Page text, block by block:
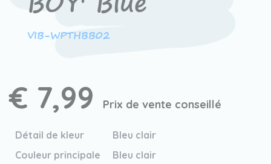
VIB-WPTHBB02
€ 7,99 Prix de vente conseillé
Détail de kleur
Bleu clair
Couleur principale
Bleu clair